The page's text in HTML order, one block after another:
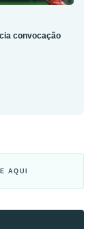
convocação
AQUI